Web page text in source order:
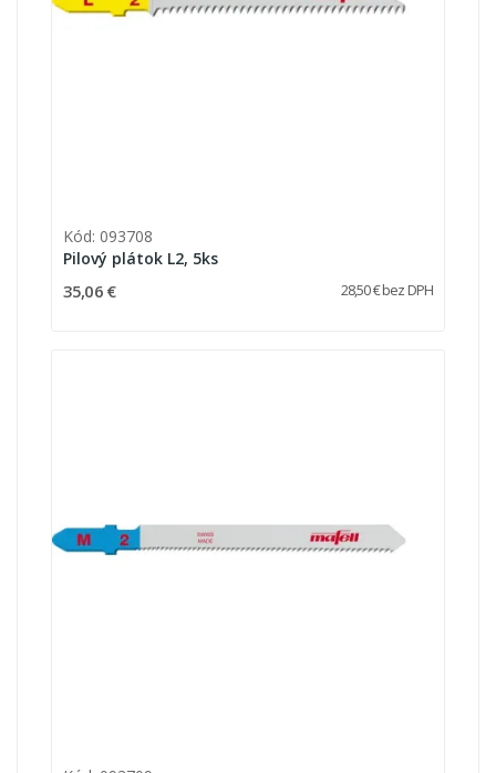
Kód: 093708
Pilový plátok L2, 5ks
35,06 € 28,50 € bez DPH